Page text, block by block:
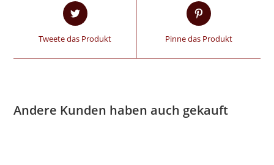
Tweete das Produkt Pinne das Produkt
Andere Kunden haben auch gekauft